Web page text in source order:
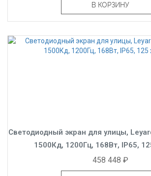
В КОРЗИНУ
Светодиодный экран для улицы,
1500Кд, 1200Гц, 168Вт, IP65,
458 448 ₽